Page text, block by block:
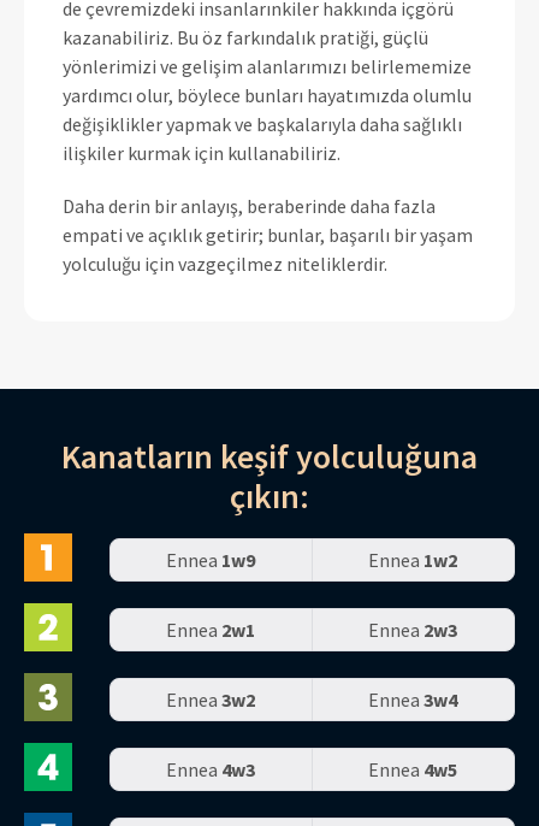
de çevremizdeki insanlarınkiler hakkında içgörü
kazanabiliriz. Bu öz farkındalık pratiği, güçlü
yönlerimizi ve gelişim alanlarımızı belirlememize
yardımcı olur, böylece bunları hayatımızda olumlu
değişiklikler yapmak ve başkalarıyla daha sağlıklı
ilişkiler kurmak için kullanabiliriz.
Daha derin bir anlayış, beraberinde daha fazla
empati ve açıklık getirir; bunlar, başarılı bir yaşam
yolculuğu için vazgeçilmez niteliklerdir.
Kanatların keşif yolculuğuna
çıkın:
Ennea 1w9 Ennea 1w2
Ennea 2w1 Ennea 2w3
Ennea3w2 Ennea3w4
Ennea 4w3 Ennea 4w5